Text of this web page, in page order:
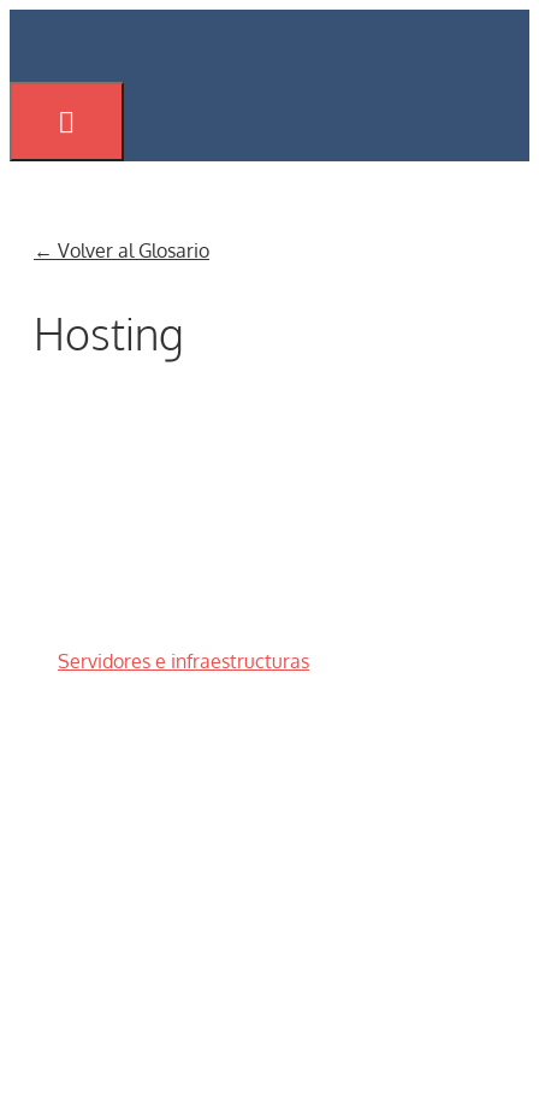
← Volver al Glosario
Hosting
Servidores e infraestructuras